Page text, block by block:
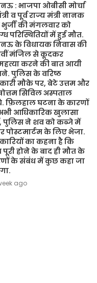
: भाजपा ओबीसी मोर्चा
व पूर्व राज्य मंत्री नानक
भुर्जी की मंगलवार को
परिस्थितियों में हुई मौत.
के विधायक निवास की
मंजिल से कूदकर
करने की बात आयी
पुलिस के वरिष्ठ
मौके पर, बेटे उत्तम और
सिविल अस्पताल
फ़िलहाल घटना के कारणों
आधिकारिक खुलासा
पुलिस ने शव को कब्जे में
पोस्टमार्टम के लिए भेजा.
का कहना है कि
पूरी होने के बाद ही मौत के
के संबंध में कुछ कहा जा
ago